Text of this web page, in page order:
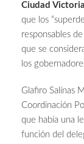
Ciudad
que los
responsables
que se
los
Glafiro Salinas
Coordinación
que había una
función del